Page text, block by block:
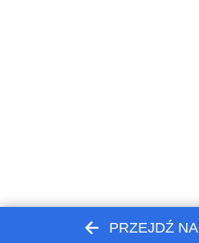
PRZEJDŹ NA